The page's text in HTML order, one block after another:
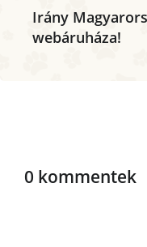
Irány
webáruháza!
0 kommentek